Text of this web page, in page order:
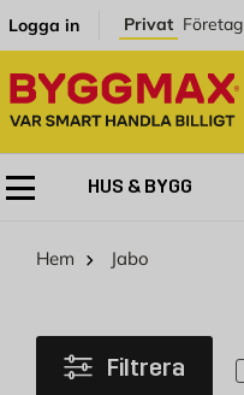
Logga in Privat Företag
HUS & BYGG
Hem Jabo
Filtrera